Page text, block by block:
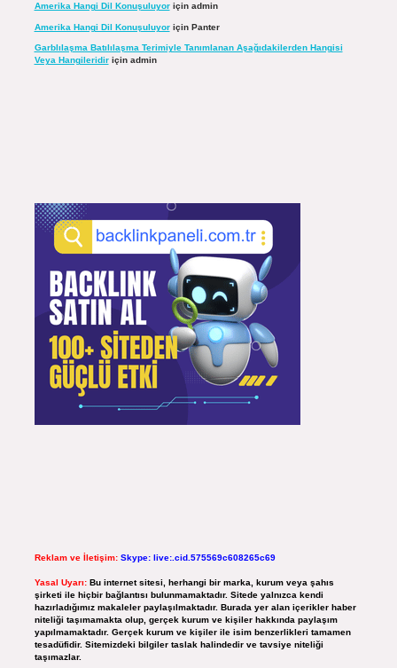
Amerika Hangi Dil Konuşuluyoriçin admin
Amerika Hangi Dil Konuşuluyoriçin Panter
Garblılaşma Batılılaşma Terimiyle Tanımlanan Aşağıdakilerden Hangisi
Veya Hangileridiriçin admin
Reklam ve İletişim: Skype: live:.cid.575569c608265c69
Yasal Uyarı: Bu internet sitesi, herhangi bir marka, kurum veya şahıs
şirketi ile hiçbir bağlantısı bulunmamaktadır. Sitede yalnızca kendi
hazırladığımız makaleler paylaşılmaktadır. Burada yer alan içerikler haber
niteliği taşımamakta olup, gerçek kurum ve kişiler hakkında paylaşım
yapılmamaktadır. Gerçek kurum ve kişiler ile isim benzerlikleri tamamen
tesadüfidir. Sitemizdeki bilgiler taslak halindedir ve tavsiye niteliği
taşımazlar.